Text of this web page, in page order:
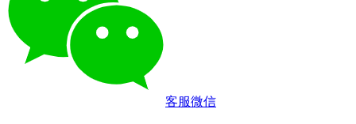
客服微信